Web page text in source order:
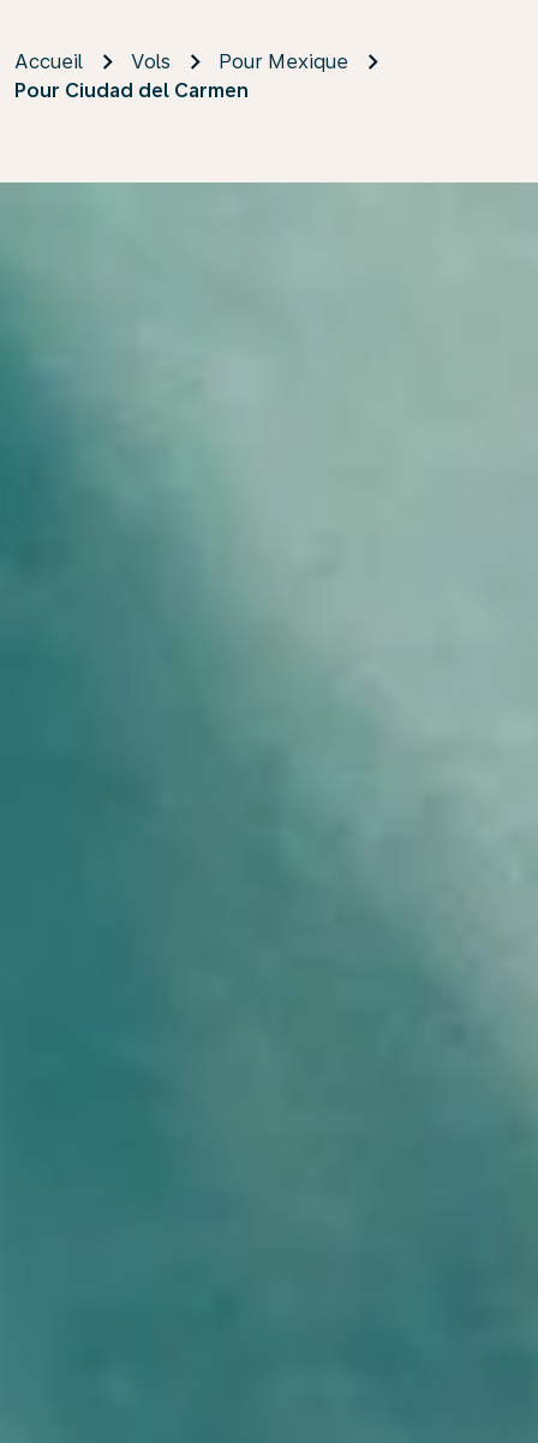
Accueil Vols
Pour Mexique
Pour Ciudad del Carmen